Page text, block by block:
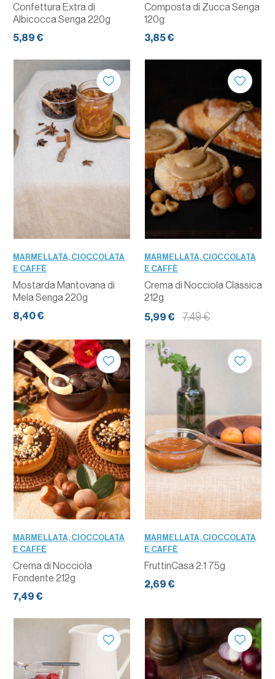
Confettura Extra di
Albicocca Senga 220g
5,89 €
Composta di Zucca Senga
120g
3,85 €
QUANTITÀ
MARMELLATA, CIOCCOLATA
E CAFFÈ
Mostarda Mantovana di
Mela Senga 220g
8,40 €
QUANTITÀ
MARMELLATA, CIOCCOLATA
E CAFFÈ
Crema di Nocciola Classica
212g
5,99 €
7,49 €
QUANTITÀ
MARMELLATA, CIOCCOLATA
E CAFFÈ
Crema di Nocciola
Fondente 212g
7,49 €
QUANTITÀ
MARMELLATA, CIOCCOLATA
E CAFFÈ
FruttinCasa 2:1 75g
2,69 €
QUANTITÀ QUANTITÀ